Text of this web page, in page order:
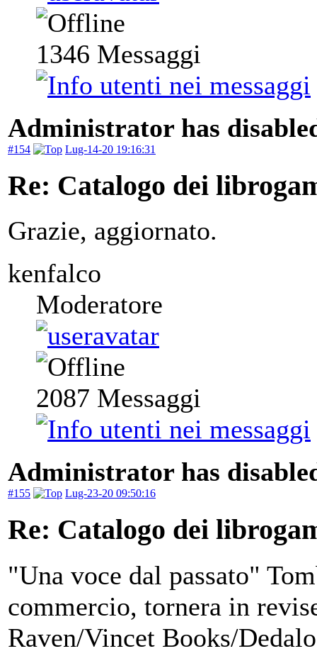
1346 Messaggi
Administrator has
#154 Lug-14-20 19:16:31
Re: Catalogo dei
Grazie, aggiornato.
kenfalco
Moderatore
2087 Messaggi
Administrator has
#155 Lug-23-20 09:50:16
Re: Catalogo dei
"Una voce dal passato"
commercio, tornera in
Raven/Vincet Books/